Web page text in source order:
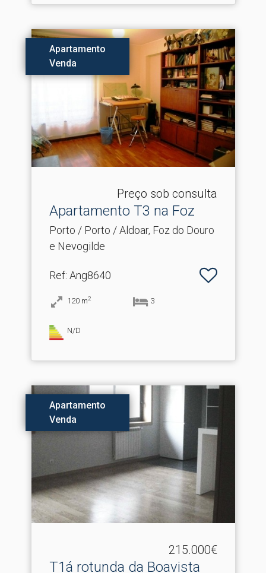
Apartamento
Venda
Preço sob consulta
Apartamento T3 na Foz
Porto / Porto / Aldoar, Foz do Douro
e Nevogilde
Ref: Ang8640
120 m2 3
N/D
Apartamento
Venda
215.000€
T1á rotunda da Boavista